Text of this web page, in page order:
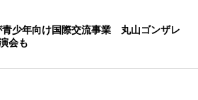
青少年向け国際交流事業 丸山ゴンザレ
会も